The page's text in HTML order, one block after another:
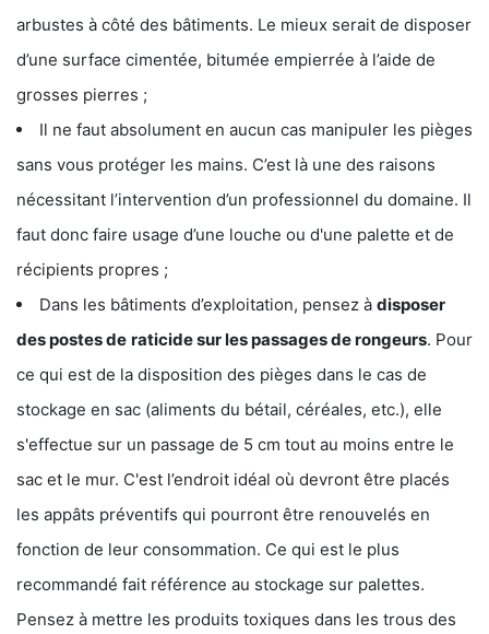
arbustes à côté des bâtiments. Le mieux serait de disposer
d’une surface cimentée, bitumée empierrée à l’aide de
grosses pierres ;
Il ne faut absolument en aucun cas manipuler les pièges
sans vous protéger les mains. C’est là une des raisons
nécessitant l’intervention d’un professionnel du domaine. Il
faut donc faire usage d’une louche ou d'une palette et de
récipients propres ;
Dans les bâtiments d’exploitation, pensez à disposer
des postes de raticide sur les passages de rongeurs. Pour
ce qui est de la disposition des pièges dans le cas de
stockage en sac (aliments du bétail, céréales, etc.), elle
s'effectue sur un passage de 5 cm tout au moins entre le
sac et le mur. C'est l’endroit idéal où devront être placés
les appâts préventifs qui pourront être renouvelés en
fonction de leur consommation. Ce qui est le plus
recommandé fait référence au stockage sur palettes.
Pensez à mettre les produits toxiques dans les trous des